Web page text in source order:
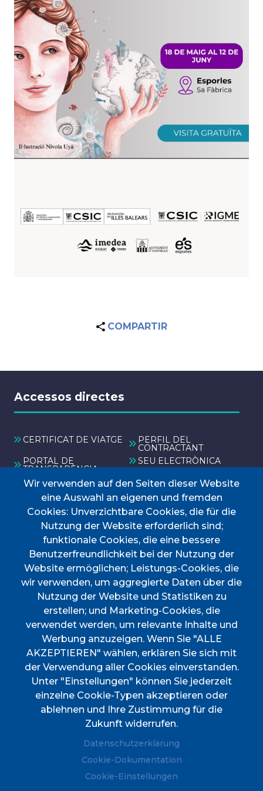
COMPARTIR
Accessos directes
CERTIFICAT DE VIATGE PERFIL DEL
CONTRACTANT
PORTAL DE
TRANSPARÈNCIA
SEU ELECTRÒNICA
TAULER D'ANUNCIS
TRANSPORT
Menú
INICI
AJUNTAMENT
DESCOBREIX ESPORLES
VIURE A ESPORLES
TOTES LES NOTÍCIES
P0702000A. CP: 07190
Plaça de l'Ajuntament, 1
(+34) 971 61 00 02
(+34) 971 61 04 45
Wir verwenden auf den Seiten dieser Website
eine Auswahl an eigenen und fremden
Cookies: Unverzichtbare Cookies, die für die
Nutzung der Website erforderlich sind;
funktionale Cookies, die eine bessere
Benutzerfreundlichkeit bei der Nutzung der
Website ermöglichen; Leistungs-Cookies, die
wir verwenden, um aggregierte Daten über die
Nutzung der Website und Statistiken zu
erstellen; und Marketing-Cookies, die
verwendet werden, um relevante Inhalte und
Werbung anzuzeigen. Wenn Sie "ALLE
AKZEPTIEREN" wählen, erklären Sie sich mit
der Verwendung aller Cookies einverstanden.
Unter "Einstellungen" können Sie jederzeit
einzelne Cookie-Typen akzeptieren oder
ablehnen und Ihre Zustimmung für die
Zukunft widerrufen.
Datenschutzerklärung
Cookie-Dokumentation
Cookie-Einstellungen